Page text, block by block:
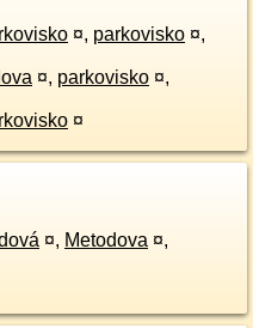
¤, parkovisko ¤,
¤, parkovisko ¤,
¤
¤, Metodova ¤,